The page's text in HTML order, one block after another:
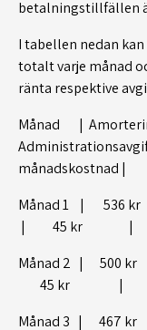
betalningstillfällen
I tabellen nedan
totalt varje månad
ränta respektive
Månad |
månadskostnad |
Månad 1 |
| 45 kr |
Månad 2 |
45 kr |
Månad 3 |